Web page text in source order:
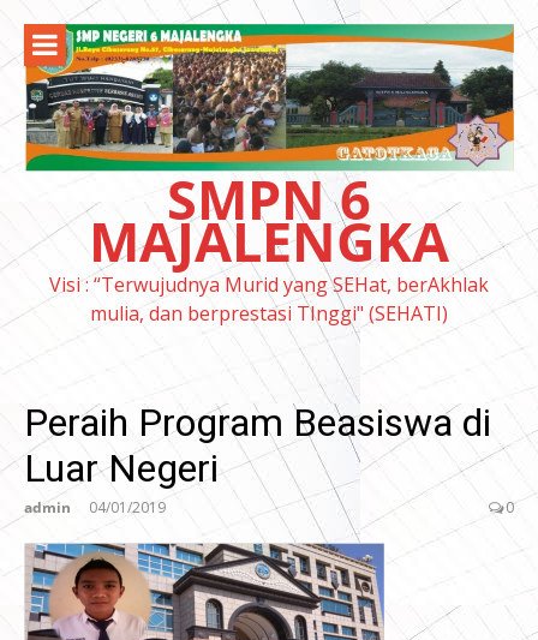
konten
SMPN 6
MAJALENGKA
Visi : “Terwujudnya Murid yang SEHat, berAkhlak
mulia, dan berprestasi TInggi" (SEHATI)
Peraih Program Beasiswa di
Luar Negeri
admin 04/01/2019 0